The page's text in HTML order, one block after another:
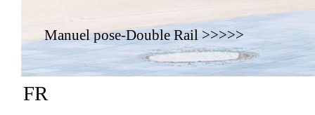
FR
Manuel pose-Double Rail >>>>>